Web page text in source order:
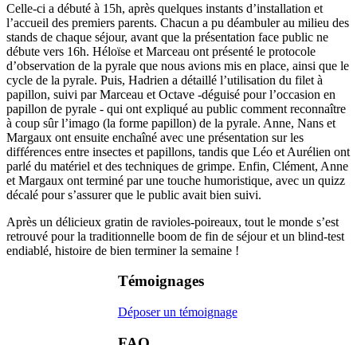
Celle-ci a débuté à 15h, après quelques instants d’installation et
l’accueil des premiers parents. Chacun a pu déambuler au milieu des
stands de chaque séjour, avant que la présentation face public ne
débute vers 16h. Héloïse et Marceau ont présenté le protocole
d’observation de la pyrale que nous avions mis en place, ainsi que le
cycle de la pyrale. Puis, Hadrien a détaillé l’utilisation du filet à
papillon, suivi par Marceau et Octave -déguisé pour l’occasion en
papillon de pyrale - qui ont expliqué au public comment reconnaître
à coup sûr l’imago (la forme papillon) de la pyrale. Anne, Nans et
Margaux ont ensuite enchaîné avec une présentation sur les
différences entre insectes et papillons, tandis que Léo et Aurélien ont
parlé du matériel et des techniques de grimpe. Enfin, Clément, Anne
et Margaux ont terminé par une touche humoristique, avec un quizz
décalé pour s’assurer que le public avait bien suivi.
Après un délicieux gratin de ravioles-poireaux, tout le monde s’est
retrouvé pour la traditionnelle boom de fin de séjour et un blind-test
endiablé, histoire de bien terminer la semaine !
Témoignages
Déposer un témoignage